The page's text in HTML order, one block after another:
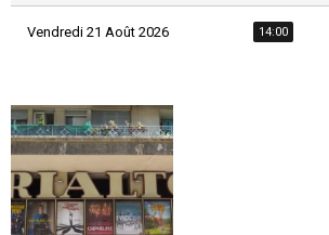
Vendredi 21 Août 2026 14:00